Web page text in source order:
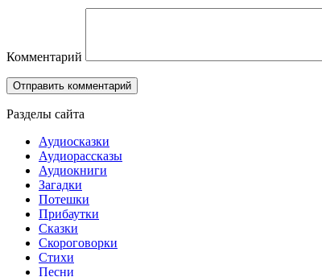
Комментарий
Разделы сайта
Аудиосказки
Аудиорассказы
Аудиокниги
Загадки
Потешки
Прибаутки
Сказки
Скороговорки
Стихи
Песни